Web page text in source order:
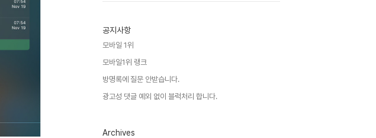
공지사항
모바일 1위
모바일1위 랭크
방명록에 질문 안받습니다.
광고성 댓글 예외 없이 블럭처리 합니다.
Archives